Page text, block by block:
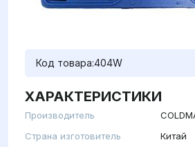
Код товара:404W
ХАРАКТЕРИСТИКИ
Производитель
Страна изготовитель
Китай